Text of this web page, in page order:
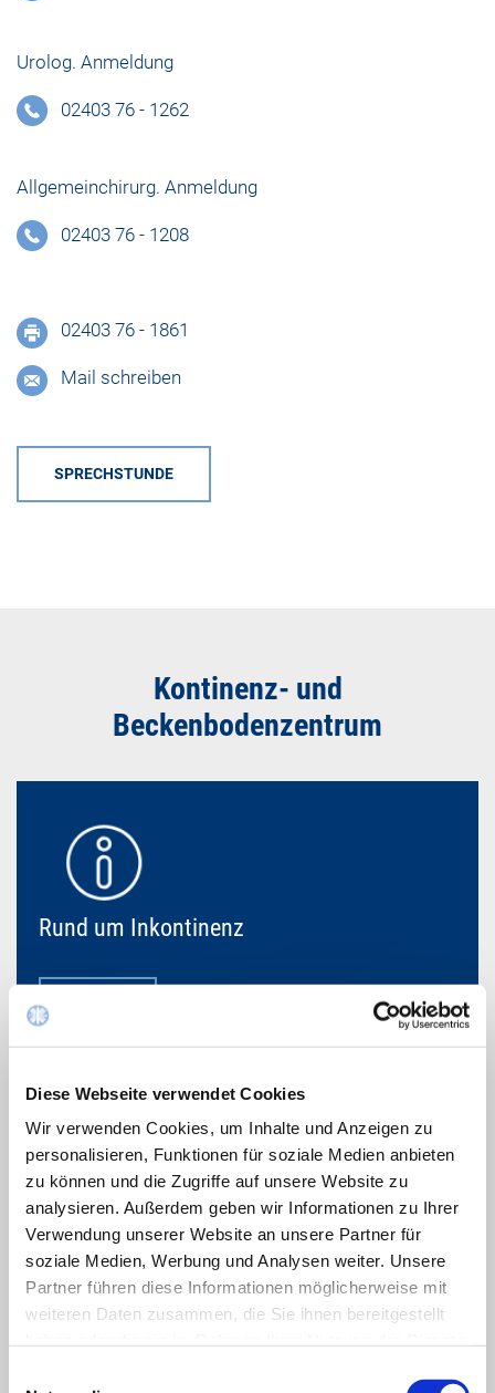
Diese Webseite verwendet Cookies
Wir verwenden Cookies, um Inhalte und Anzeigen zu
personalisieren, Funktionen für soziale Medien anbieten
zu können und die Zugriffe auf unsere Website zu
analysieren. Außerdem geben wir Informationen zu Ihrer
Verwendung unserer Website an unsere Partner für
soziale Medien, Werbung und Analysen weiter. Unsere
Partner führen diese Informationen möglicherweise mit
weiteren Daten zusammen, die Sie ihnen bereitgestellt
Urolog. Anmeldung
02403 76 - 1262
Allgemeinchirurg. Anmeldung
02403 76 - 1208
02403 76 - 1861
Mail schreiben
SPRECHSTUNDE
Kontinenz- und
Beckenbodenzentrum
Rund um Inkontinenz